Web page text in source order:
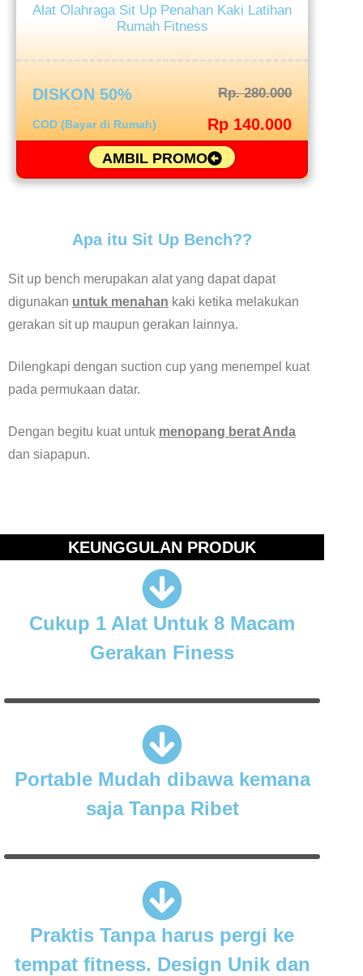
Alat Olahraga Sit Up Penahan Kaki Latihan
Rumah Fitness
DISKON 50%
COD (Bayar di Rumah)
Rp. 280.000
Rp 140.000
AMBIL PROMO
Apa itu Sit Up Bench??
Sit up bench merupakan alat yang dapat dapat
digunakan untuk menahan kaki ketika melakukan
gerakan sit up maupun gerakan lainnya.
Dilengkapi dengan suction cup yang menempel kuat
pada permukaan datar.
Dengan begitu kuat untuk menopang berat Anda
dan siapapun.
KEUNGGULAN PRODUK
Cukup 1 Alat Untuk 8 Macam
Gerakan Finess
Portable Mudah dibawa kemana
saja Tanpa Ribet
Praktis Tanpa harus pergi ke
tempat fitness. Design Unik dan